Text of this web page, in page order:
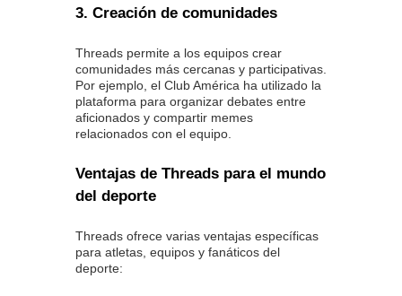
3. Creación de comunidades
Threads permite a los equipos crear
comunidades más cercanas y participativas.
Por ejemplo, el Club América ha utilizado la
plataforma para organizar debates entre
aficionados y compartir memes
relacionados con el equipo.
Ventajas de Threads para el mundo
del deporte
Threads ofrece varias ventajas específicas
para atletas, equipos y fanáticos del
deporte: